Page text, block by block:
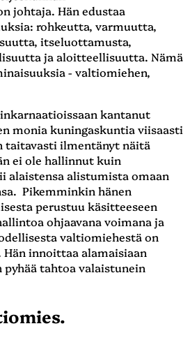
johtaja. Hän edustaa
rohkeutta, varmuutta,
itseluottamusta,
ja aloitteellisuutta. Nämä
- valtiomiehen,
kantanut
monia kuningaskuntia viisaasti
taitavasti ilmentänyt näitä
ei ole hallinnut kuin
alaistensa alistumista omaan
Pikemminkin hänen
perustuu käsitteeseen
ohjaavana voimana ja
valtiomiehestä on
innoittaa alamaisiaan
tahtoa valaistunein